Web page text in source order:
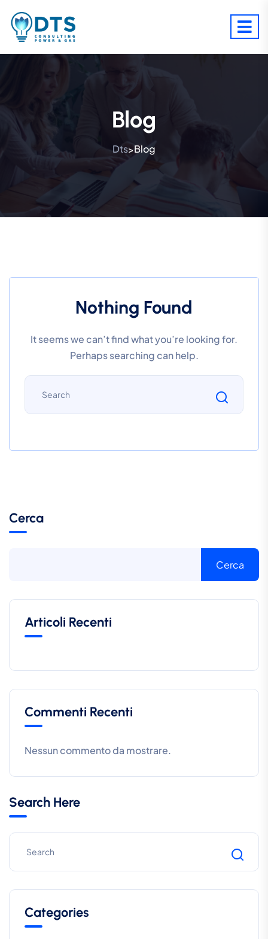
Blog
Dts>Blog
Nothing Found
It seems we can’t find what you’re looking for.
Perhaps searching can help.
Cerca
Cerca
Articoli Recenti
Commenti Recenti
Nessun commento da mostrare.
Search Here
Categories